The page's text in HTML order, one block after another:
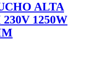
ALTA
1250W